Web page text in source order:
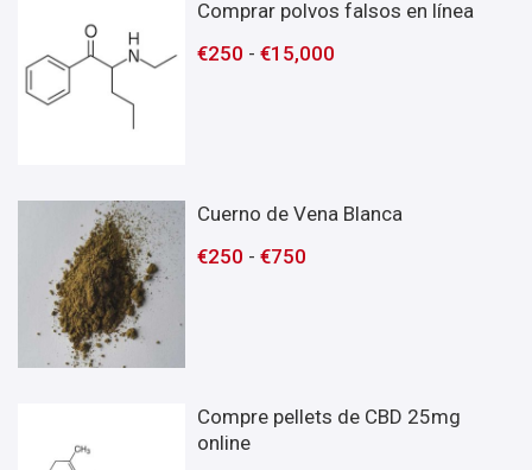
Comprar polvos falsos en línea
€250 -€15,000
Cuerno de Vena Blanca
€250 -€750
Compre pellets de CBD 25mg
online